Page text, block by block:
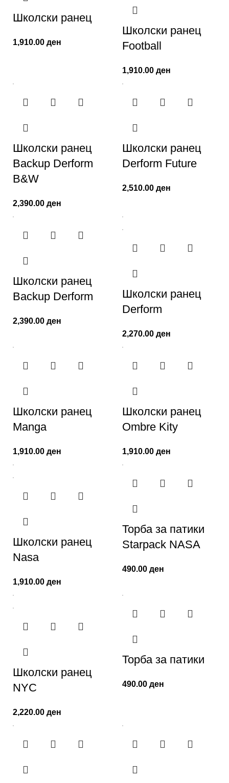
Школски ранец
1,910.00 ден
Школски ранец
Football
1,910.00 ден
Школски ранец
Backup Derform
B&W
2,390.00 ден
Школски ранец
Derform Future
2,510.00 ден
Школски ранец
Backup Derform
2,390.00 ден
Школски ранец
Derform
2,270.00 ден
Школски ранец
Manga
1,910.00 ден
Школски ранец
Ombre Kity
1,910.00 ден
Школски ранец
Nasa
1,910.00 ден
Торба за патики
Starpack NASA
490.00 ден
Школски ранец
NYC
2,220.00 ден
Торба за патики
490.00 ден